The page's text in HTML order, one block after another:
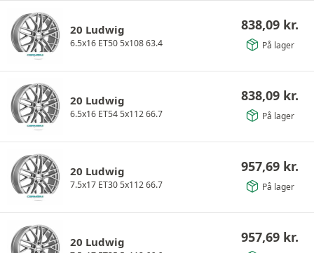
20 Ludwig
6.5x16 ET50 5x108 63.4
838,09 kr.
På lager
20 Ludwig
6.5x16 ET54 5x112 66.7
838,09 kr.
På lager
20 Ludwig
7.5x17 ET30 5x112 66.7
957,69 kr.
På lager
20 Ludwig 957,69 kr.